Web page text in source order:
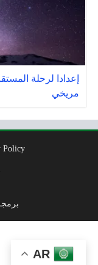
إعدادا لرحلة
مريخي
Policy
AR